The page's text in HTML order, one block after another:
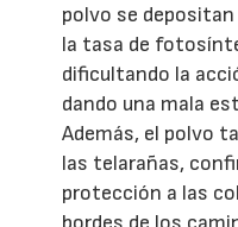
polvo se
la tasa de
dificultando la
dando una mala
Además, el polvo
las telarañas,
protección a las